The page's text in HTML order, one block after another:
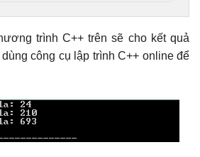
trình C++ trên sẽ cho kết quả
công cụ lập trình C++ online để